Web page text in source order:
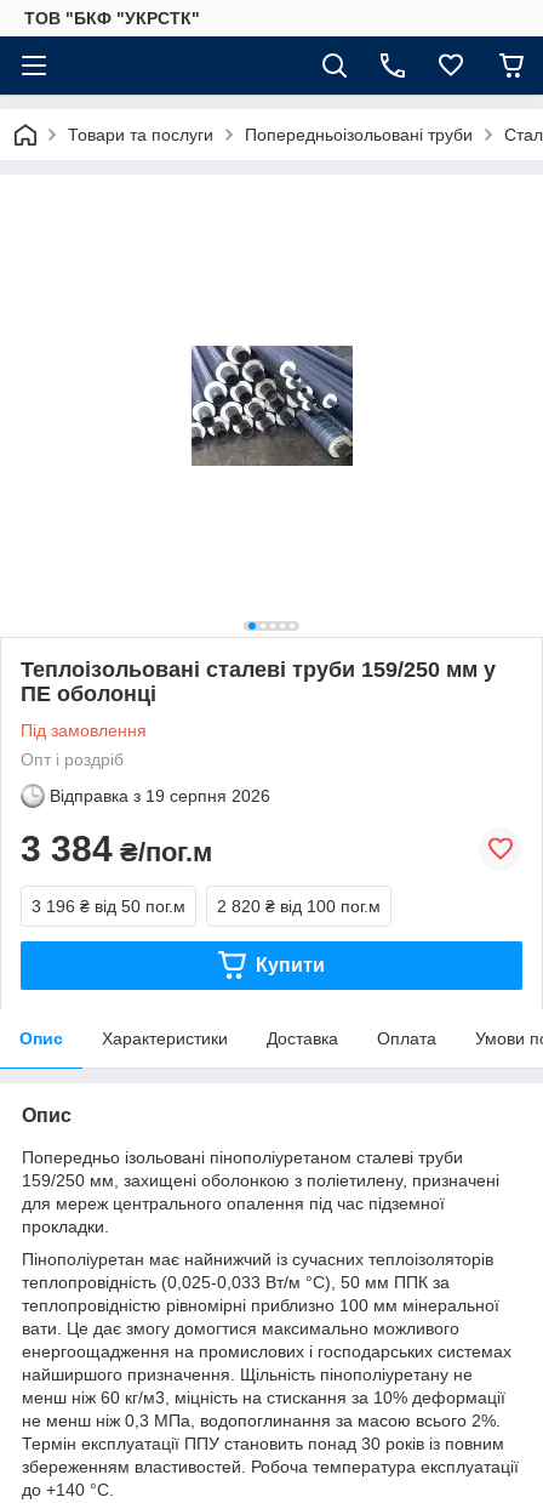
ТОВ "БКФ "УКРСТК"
Товари та послуги Попередньоізольовані труби
Теплоізольовані сталеві труби 159/250 мм у
ПЕ оболонці
Під замовлення
Опт і роздріб
Відправка з 19 серпня 2026
3 384 ₴/пог.м
3 196 ₴ від 50 пог.м 2 820 ₴ від 100 пог.м
Купити
Опис Характеристики Доставка Оплата Умови
Опис
Попередньо ізольовані пінополіуретаном сталеві труби
159/250 мм, захищені оболонкою з поліетилену, призначені
для мереж центрального опалення під час підземної
прокладки.
Пінополіуретан має найнижчий із сучасних теплоізоляторів
теплопровідність (0,025-0,033 Вт/м °C), 50 мм ППК за
теплопровідністю рівномірні приблизно 100 мм мінеральної
вати. Це дає змогу домогтися максимально можливого
енергоощадження на промислових і господарських системах
найширшого призначення. Щільність пінополіуретану не
менш ніж 60 кг/м3, міцність на стискання за 10% деформації
не менш ніж 0,3 МПа, водопоглинання за масою всього 2%.
Термін експлуатації ППУ становить понад 30 років із повним
збереженням властивостей. Робоча температура експлуатації
до +140 °C.